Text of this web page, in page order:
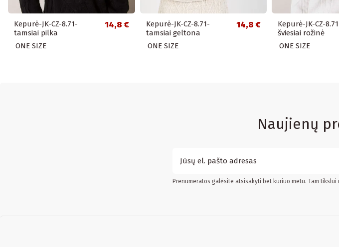
Kepurė-JK-CZ-8.71-
tamsiai pilka
14,8 €
ONE SIZE
Kepurė-JK-CZ-8.71-
tamsiai geltona
14,8 €
ONE SIZE
Kepurė-JK-CZ-
šviesiai rožinė
ONE SIZE
Naujienų
Prenumeratos galėsite atsisakyti bet kuriuo metu. Tam